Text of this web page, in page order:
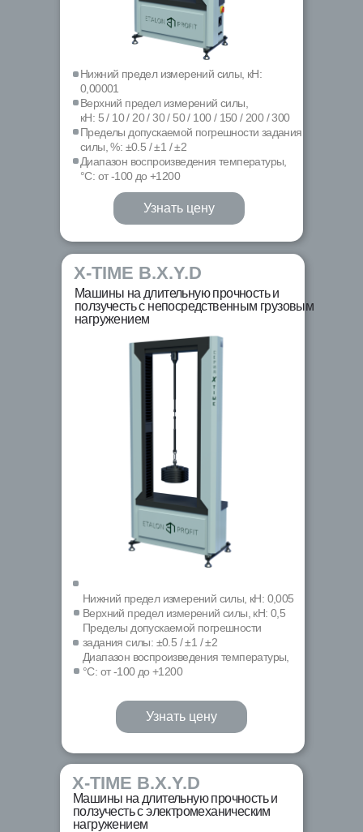
Нижний предел измерений силы, кН:
0,00001
Верхний предел измерений силы,
кН: 5 / 10 / 20 / 30 / 50 / 100 / 150 / 200 / 300
Пределы допускаемой погрешности задания
силы, %: ±0.5 / ±1 / ±2
Диапазон воспроизведения температуры,
°С: от -100 до +1200
Узнать цену
X-TIME B.X.Y.D
Машины на длительную прочность и
ползучесть с электромеханическим
нагружением
X-TIME B.X.Y.D
Машины на длительную прочность и
ползучесть с непосредственным грузовым
нагружением
Нижний предел измерений силы, кН: 0,005
Верхний предел измерений силы, кН: 0,5
Пределы допускаемой погрешности
задания силы: ±0.5 / ±1 / ±2
Диапазон воспроизведения температуры,
°С: от -100 до +1200
Узнать цену